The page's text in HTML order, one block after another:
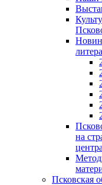
на
Псковская